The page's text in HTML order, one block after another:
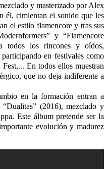
y masterizado por Alex
él, cimientan el sonido que les
el estilo flamencore y tras sus
y “Flamencore
todos los rincones y oídos,
en festivales como
En todos ellos muestran
que no deja indiferente a
en la formación entran a
(2016), mezclado y
Este álbum pretende ser la
evolución y madurez